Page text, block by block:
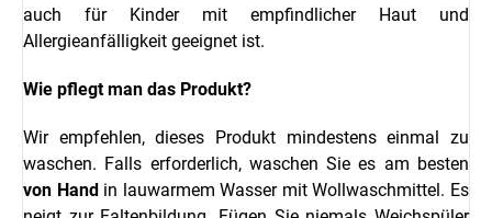
auch für Kinder mit empfindlicher Haut und
Allergieanfälligkeit geeignet ist.
Wie pflegt man das Produkt?
Wir empfehlen, dieses Produkt mindestens einmal zu
waschen. Falls erforderlich, waschen Sie es am besten
von Handin lauwarmem Wasser mit Wollwaschmittel. Es